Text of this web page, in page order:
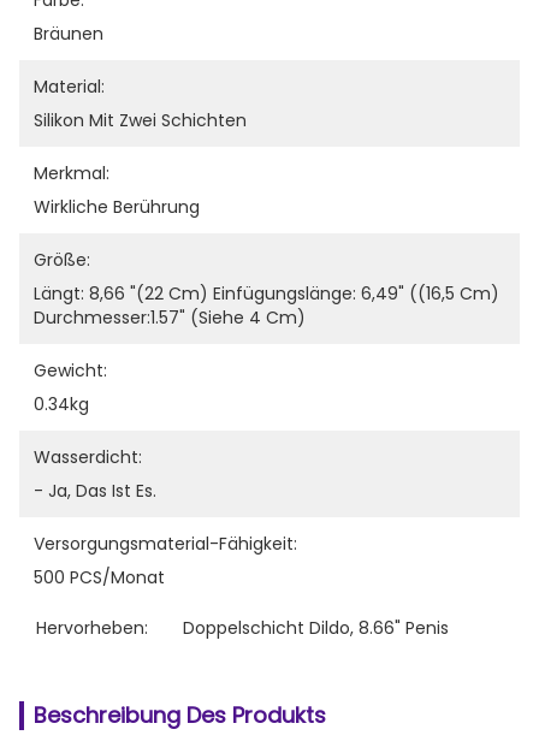
Bräunen
Material:
Silikon Mit Zwei Schichten
Merkmal:
Wirkliche Berührung
Größe:
Längt: 8,66 "(22 Cm) Einfügungslänge: 6,49" ((16,5 Cm)
Durchmesser:1.57" (siehe 4 Cm)
Gewicht:
0.34kg
Wasserdicht:
- Ja, Das Ist Es.
Versorgungsmaterial-Fähigkeit:
500 PCS/Monat
Hervorheben: Doppelschicht Dildo, 8.66" Penis
Beschreibung Des Produkts